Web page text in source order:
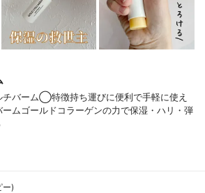
K、 アセチルヒアルロン酸N a、ヒアルロン
酸ヒドロキシプロピルトリモニウム、 (PEG
-9 ジグリシジルエーテル/ヒアルロン酸Na)
クロスポリマー、 ヒアルロン酸ジメチルシ
チバーム◯特徴持ち運びに便利で手軽に使え
ムゴールドコラーゲンの力で保湿・ハリ・弾
ー)